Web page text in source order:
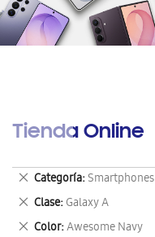
Tienda Online
Categoría Smartphones
Eliminar
este
artículo
Clase Galaxy A
Eliminar
este
Color Awesome Navy
Eliminar